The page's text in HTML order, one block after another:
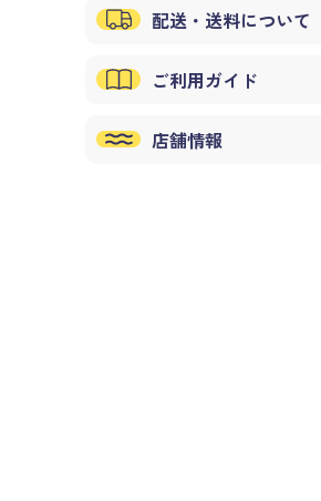
配送・送料について
ご利用ガイド
店舗情報